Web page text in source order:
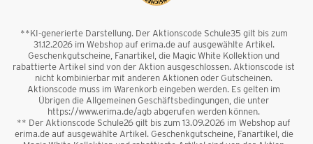
**KI-generierte Darstellung. Der Aktionscode Schule35 gilt bis zum
31.12.2026 im Webshop auf erima.de auf ausgewählte Artikel.
Geschenkgutscheine, Fanartikel, die Magic White Kollektion und
rabattierte Artikel sind von der Aktion ausgeschlossen. Aktionscode ist
nicht kombinierbar mit anderen Aktionen oder Gutscheinen.
Aktionscode muss im Warenkorb eingeben werden. Es gelten im
Übrigen die Allgemeinen Geschäftsbedingungen, die unter
https://www.erima.de/agb abgerufen werden können.
** Der Aktionscode Schule26 gilt bis zum 13.09.2026 im Webshop auf
erima.de auf ausgewählte Artikel. Geschenkgutscheine, Fanartikel, die